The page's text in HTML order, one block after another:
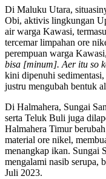
Di Maluku Utara,
Obi, aktivis lingkungan
air warga Kawasi,
tercemar limpahan ore
perempuan warga
bisa [minum]. Aer itu so
kini dipenuhi sedimentasi,
justru mengubah bentuk
Di Halmahera, Sungai
serta Teluk Buli juga
Halmahera Timur
material ore nikel,
menangkap ikan. Sungai
mengalami nasib serupa,
Juli 2023.